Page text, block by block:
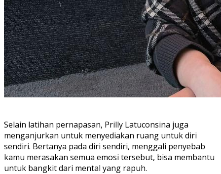
Selain latihan pernapasan, Prilly Latuconsina juga
menganjurkan untuk menyediakan ruang untuk diri
sendiri. Bertanya pada diri sendiri, menggali penyebab
kamu merasakan semua emosi tersebut, bisa membantu
untuk bangkit dari mental yang rapuh.